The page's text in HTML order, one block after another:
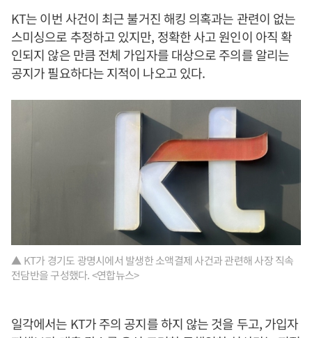
KT는 이번 사건이 최근 불거진 해킹 의혹과는 관련이 없는
스미싱으로 추정하고 있지만, 정확한 사고 원인이 아직 확
인되지 않은 만큼 전체 가입자를 대상으로 주의를 알리는
공지가 필요하다는 지적이 나오고 있다.
▲ KT가 경기도 광명시에서 발생한 소액결제 사건과 관련해 사장 직속
전담반을 구성했다. <연합뉴스>
일각에서는 KT가 주의 공지를 하지 않는 것을 두고, 가입자